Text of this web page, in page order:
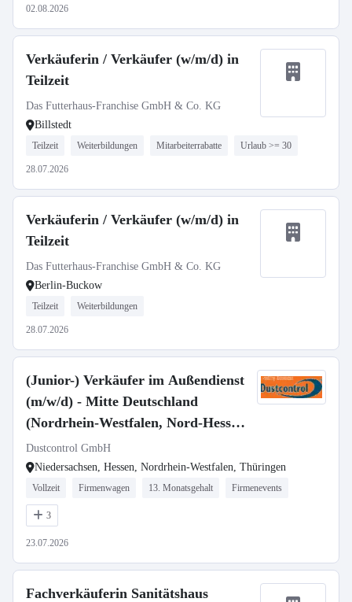
02.08.2026
Verkäuferin / Verkäufer (w/m/d) in
Teilzeit
Das Futterhaus-Franchise GmbH & Co. KG
Billstedt
Teilzeit Weiterbildungen Mitarbeiterrabatte Urlaub >= 30
28.07.2026
Verkäuferin / Verkäufer (w/m/d) in
Teilzeit
Das Futterhaus-Franchise GmbH & Co. KG
Berlin-Buckow
Teilzeit Weiterbildungen
28.07.2026
(Junior-) Verkäufer im Außendienst
(m/w/d) - Mitte Deutschland
(Nordrhein-Westfalen, Nord-Hessen,
Thüringen, Sachsen)
Dustcontrol GmbH
Niedersachsen, Hessen, Nordrhein-Westfalen, Thüringen
Vollzeit Firmenwagen 13. Monatsgehalt Firmenevents
3
23.07.2026
Fachverkäuferin Sanitätshaus